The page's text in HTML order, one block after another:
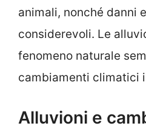
animali, nonché danni
considerevoli. Le
fenomeno naturale
cambiamenti climatici
Alluvioni e